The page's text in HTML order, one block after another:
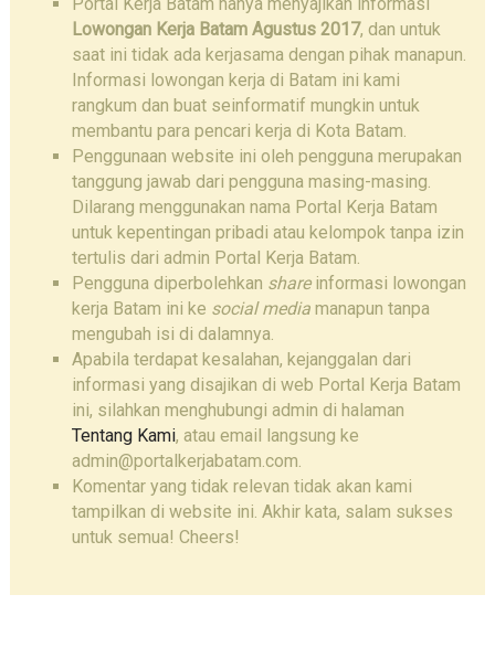
Lowongan Kerja Batam Agustus 2017, dan untuk
saat ini tidak ada kerjasama dengan pihak manapun.
Informasi lowongan kerja di Batam ini kami
rangkum dan buat seinformatif mungkin untuk
membantu para pencari kerja di Kota Batam.
Penggunaan website ini oleh pengguna merupakan
tanggung jawab dari pengguna masing-masing.
Dilarang menggunakan nama Portal Kerja Batam
untuk kepentingan pribadi atau kelompok tanpa izin
tertulis dari admin Portal Kerja Batam.
Pengguna diperbolehkan shareinformasi lowongan
kerja Batam ini ke social mediamanapun tanpa
mengubah isi di dalamnya.
Apabila terdapat kesalahan, kejanggalan dari
informasi yang disajikan di web Portal Kerja Batam
ini, silahkan menghubungi admin di halaman
Tentang Kami, atau email langsung ke
admin@portalkerjabatam.com.
Komentar yang tidak relevan tidak akan kami
tampilkan di website ini. Akhir kata, salam sukses
untuk semua! Cheers!